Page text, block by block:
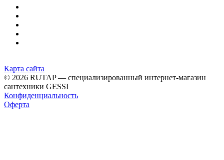
Карта сайта
© 2026 RUTAP — специализированный интернет-магазин
сантехники GESSI
Конфиденциальность
Оферта